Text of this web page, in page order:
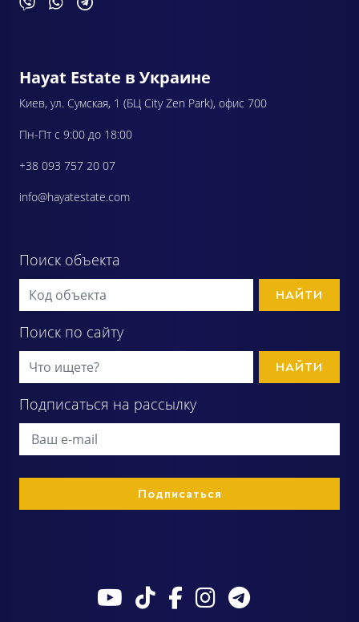
Hayat Estate в Украине
Киев, ул. Сумская, 1 (БЦ City Zen Park), офис 700
Пн-Пт с 9:00 до 18:00
+38 093 757 20 07
info@hayatestate.com
Поиск объекта
НАЙТИ
Поиск по сайту
НАЙТИ
Подписаться на рассылку